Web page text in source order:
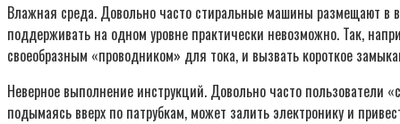
Влажная среда. Довольно часто стиральные машины размещают в
поддерживать на одном уровне практически невозможно. Так,
своеобразным «проводником» для тока, и вызвать короткое
Неверное выполнение инструкций. Довольно часто пользователи
подымаясь вверх по патрубкам, может залить электронику и